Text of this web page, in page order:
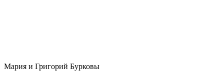
Мария и Григорий Бурковы